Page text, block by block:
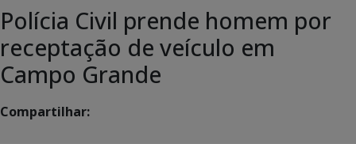
Polícia Civil prende homem por
receptação de veículo em
Campo Grande
Compartilhar: